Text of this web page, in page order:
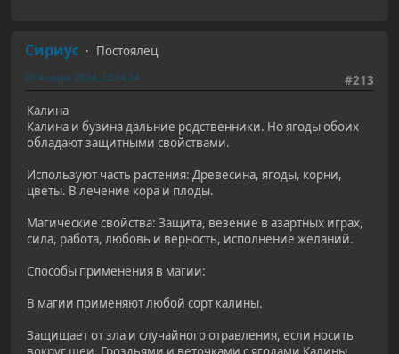
Сириус
Постоялец
#213
05 января 2024, 12:14:24
Калина
Калина и бузина дальние родственники. Но ягоды обоих
обладают защитными свойствами.
Используют часть растения: Древесина, ягоды, корни,
цветы. В лечение кора и плоды.
Магические свойства: Защита, везение в азартных играх,
сила, работа, любовь и верность, исполнение желаний.
Способы применения в магии:
В магии применяют любой сорт калины.
Защищает от зла и случайного отравления, если носить